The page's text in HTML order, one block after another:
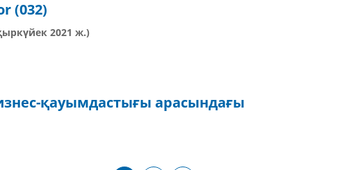
(032)
2021 ж.)
қауымдастығы арасындағы